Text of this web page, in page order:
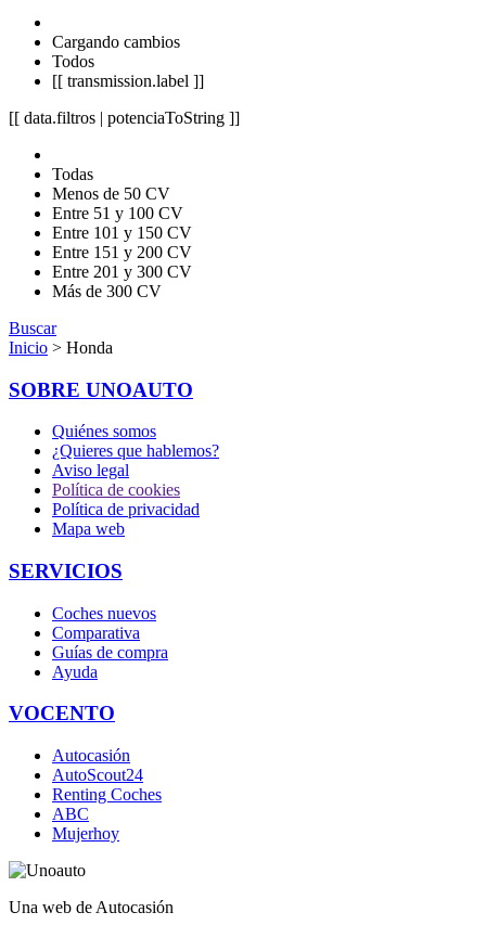
Cargando cambios
Todos
[[ transmission.label ]]
[[ data.filtros | potenciaToString ]]
Todas
Menos de 50 CV
Entre 51 y 100 CV
Entre 101 y 150 CV
Entre 151 y 200 CV
Entre 201 y 300 CV
Más de 300 CV
Buscar
Inicio > Honda
SOBRE UNOAUTO
Quiénes somos
¿Quieres que hablemos?
Aviso legal
Política de cookies
Política de privacidad
Mapa web
SERVICIOS
Coches nuevos
Comparativa
Guías de compra
Ayuda
VOCENTO
Autocasión
AutoScout24
Renting Coches
ABC
Mujerhoy
Una web de Autocasión